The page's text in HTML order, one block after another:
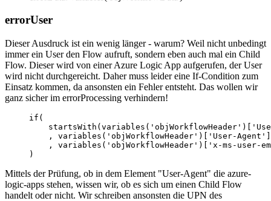
errorUser
Dieser Ausdruck ist ein wenig länger - warum? Weil nicht unbedingt
immer ein User den Flow aufruft, sondern eben auch mal ein Child
Flow. Dieser wird von einer Azure Logic App aufgerufen, der User
wird nicht durchgereicht. Daher muss leider eine If-Condition zum
Einsatz kommen, da ansonsten ein Fehler entsteht. Das wollen wir
ganz sicher im errorProcessing verhindern!
if(
    , variables('objWorkflowHeader')['User-Agent']
, variables('objWorkflowHeader')['x-ms-user-
)
Mittels der Prüfung, ob in dem Element "User-Agent" die azure-
logic-apps stehen, wissen wir, ob es sich um einen Child Flow
handelt oder nicht. Wir schreiben ansonsten die UPN des